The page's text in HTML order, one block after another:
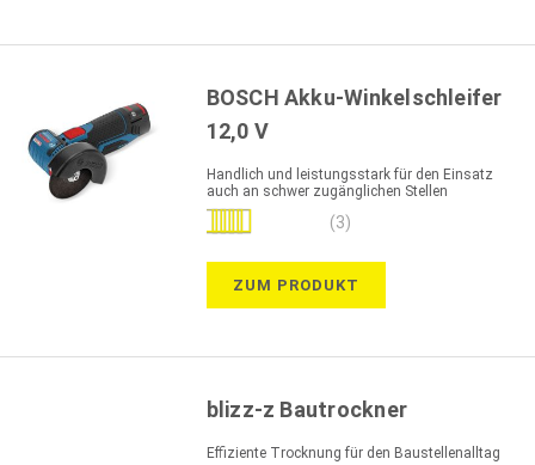
BOSCH Akku-Winkelschleifer
12,0 V
Handlich und leistungsstark für den Einsatz
auch an schwer zugänglichen Stellen
Bewertung:
(3)
ZUM PRODUKT
blizz-z Bautrockner
Effiziente Trocknung für den Baustellenalltag